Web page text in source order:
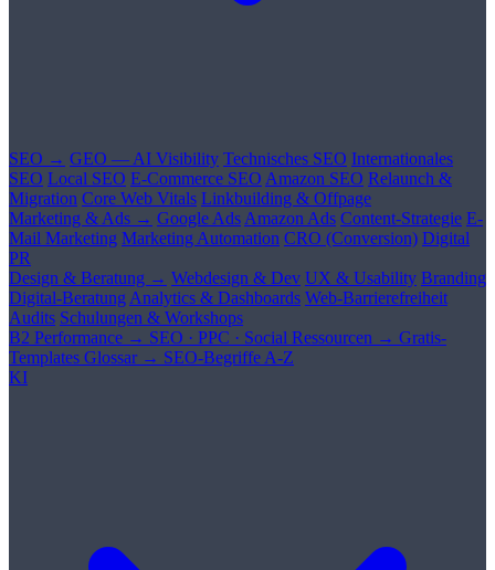
SEO → GEO — AI Visibility Technisches SEO Internationales
SEO Local SEO E-Commerce SEO Amazon SEO Relaunch &
Migration Core Web Vitals Linkbuilding & Offpage
Marketing & Ads → Google Ads Amazon Ads Content-Strategie E-
Mail Marketing Marketing Automation CRO (Conversion) Digital
PR
Design & Beratung → Webdesign & Dev UX & Usability Branding
Digital-Beratung Analytics & Dashboards Web-Barrierefreiheit
Audits Schulungen & Workshops
B2 Performance → SEO · PPC · Social Ressourcen → Gratis-
Templates Glossar → SEO-Begriffe A-Z
KI